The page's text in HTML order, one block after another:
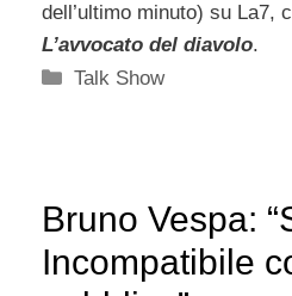
dell’ultimo minuto) su La7,
L’avvocato del diavolo.
Categorie
Talk Show
Bruno Vespa:
Incompatibile